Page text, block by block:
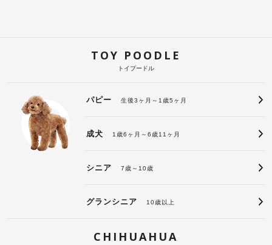
TOY POODLE
トイプードル
パピー 生後3ヶ月～1歳5ヶ月
成犬 1歳6ヶ月～6歳11ヶ月
シニア 7歳～10歳
グランシニア 10歳以上
CHIHUAHUA